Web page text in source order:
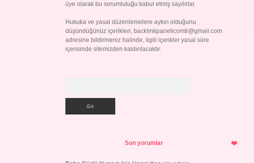
üye olarak bu sorumluluğu kabul etmiş sayılırlar.
Hukuka ve yasal düzenlemelere aykırı olduğunu
düşündüğünüz içerikleri, backlinkpanelicomtr@gmail.com
adresine bildirmeniz halinde, ilgili içerikler yasal süre
içerisinde sitemizden kaldırılacaktır.
Son yorumlar